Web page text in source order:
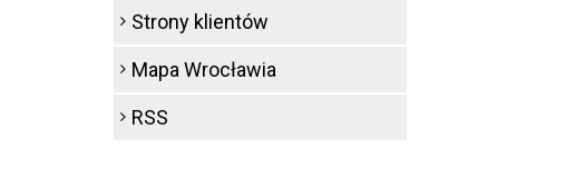
Strony klientów
Mapa Wrocławia
RSS